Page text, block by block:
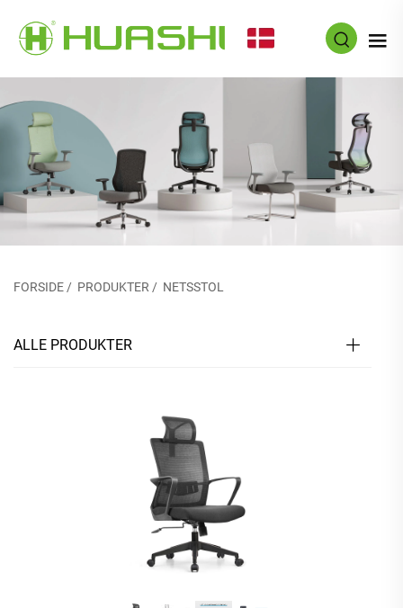
FORSIDE / PRODUKTER / NETSSTOL
ALLE PRODUKTER